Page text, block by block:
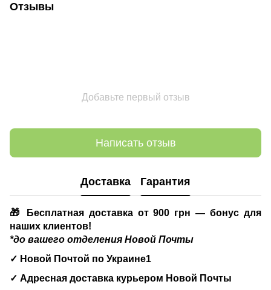
Отзывы
Добавьте первый отзыв
Написать отзыв
Доставка Гарантия
🎁 Бесплатная доставка от 900 грн — бонус для
наших клиентов!
*до вашего отделения Новой Почты
✓ Новой Почтой по Украине1
✓ Адресная доставка курьером Новой Почты